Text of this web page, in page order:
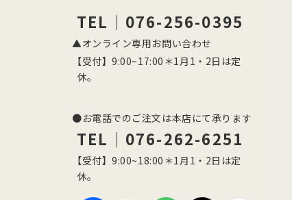
TEL｜076-256-0395
▲オンライン専用お問い合わせ
【受付】9:00~17:00＊1月1・2日は定
休。
●お電話でのご注文は本店にて承ります
TEL｜076-262-6251
【受付】9:00~18:00＊1月1・2日は定
休。